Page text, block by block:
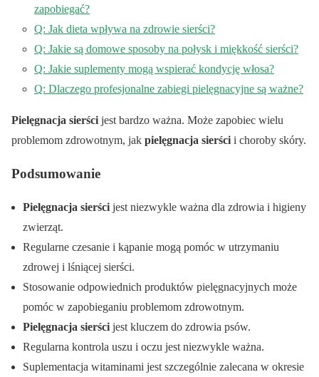
zapobiegać?
Q: Jak dieta wpływa na zdrowie sierści?
Q: Jakie są domowe sposoby na połysk i miękkość sierści?
Q: Jakie suplementy mogą wspierać kondycję włosa?
Q: Dlaczego profesjonalne zabiegi pielęgnacyjne są ważne?
Pielęgnacja sierści jest bardzo ważna. Może zapobiec wielu
problemom zdrowotnym, jak pielęgnacja sierści i choroby skóry.
Podsumowanie
Pielęgnacja sierści jest niezwykle ważna dla zdrowia i higieny
zwierząt.
Regularne czesanie i kąpanie mogą pomóc w utrzymaniu
zdrowej i lśniącej sierści.
Stosowanie odpowiednich produktów pielęgnacyjnych może
pomóc w zapobieganiu problemom zdrowotnym.
Pielęgnacja sierści jest kluczem do zdrowia psów.
Regularna kontrola uszu i oczu jest niezwykle ważna.
Suplementacja witaminami jest szczególnie zalecana w okresie